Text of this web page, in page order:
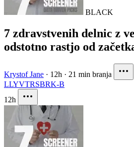
BLACK
7 zdravstvenih delnic z
odstotno rastjo od
Krystof Jane · 12h · 21 min branja
LLYVTRSBRK-B
12h